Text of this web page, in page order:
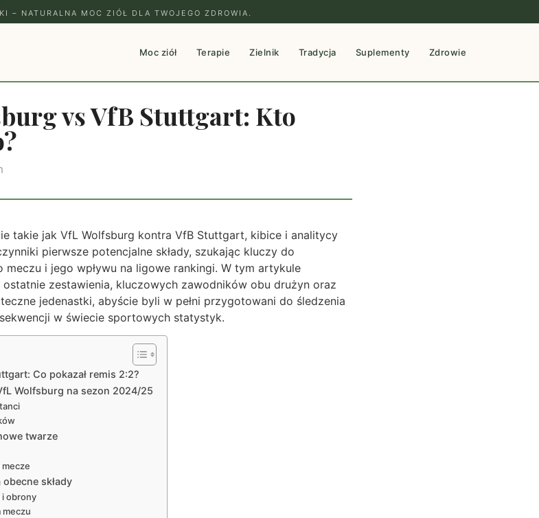
– NATURALNA MOC ZIÓŁ DLA TWOJEGO ZDROWIA.
Moc ziół Terapie Zielnik Tradycja Suplementy Zdrowie
vs VfB Stuttgart: Kto
takie jak VfL Wolfsburg kontra VfB Stuttgart, kibice i analitycy
pierwsze potencjalne składy, szukając kluczy do
i jego wpływu na ligowe rankingi. W tym artykule
ostatnie zestawienia, kluczowych zawodników obu drużyn oraz
jedenastki, abyście byli w pełni przygotowani do śledzenia
w świecie sportowych statystyk.
Co pokazał remis 2:2?
Wolfsburg na sezon 2024/25
twarze
mecze
składy
i obrony
meczu